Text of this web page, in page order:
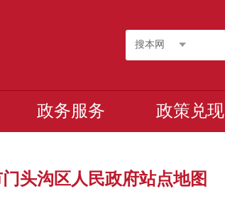
搜本网
政务服务 政策兑现
头沟区人民政府站点地图